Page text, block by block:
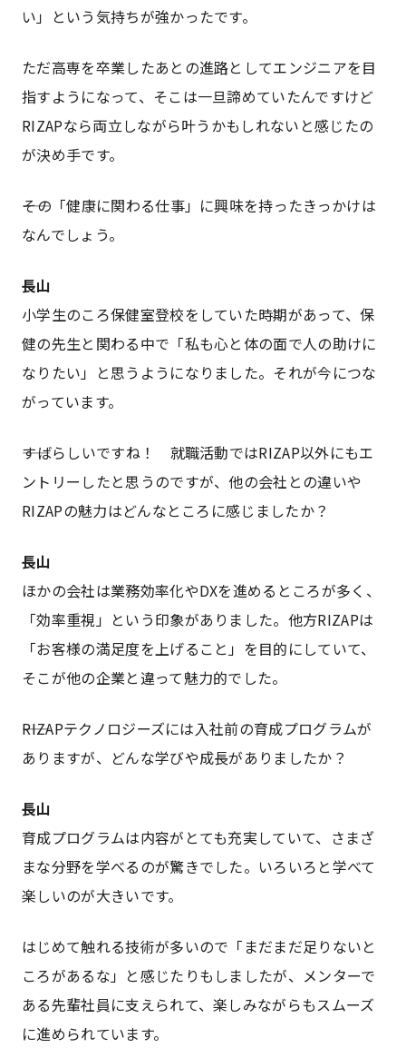
い」という気持ちが強かったです。
ただ高専を卒業したあとの進路としてエンジニアを目
指すようになって、そこは一旦諦めていたんですけど
RIZAPなら両立しながら叶うかもしれないと感じたの
が決め手です。
――その「健康に関わる仕事」に興味を持ったきっかけは
なんでしょう。
長山
小学生のころ保健室登校をしていた時期があって、保
健の先生と関わる中で「私も心と体の面で人の助けに
なりたい」と思うようになりました。それが今につな
がっています。
――すばらしいですね！ 就職活動ではRIZAP以外にもエ
ントリーしたと思うのですが、他の会社との違いや
RIZAPの魅力はどんなところに感じましたか？
長山
ほかの会社は業務効率化やDXを進めるところが多く、
「効率重視」という印象がありました。他方RIZAPは
「お客様の満足度を上げること」を目的にしていて、
そこが他の企業と違って魅力的でした。
――RIZAPテクノロジーズには入社前の育成プログラムが
ありますが、どんな学びや成長がありましたか？
長山
育成プログラムは内容がとても充実していて、さまざ
まな分野を学べるのが驚きでした。いろいろと学べて
楽しいのが大きいです。
はじめて触れる技術が多いので「まだまだ足りないと
ころがあるな」と感じたりもしましたが、メンターで
ある先輩社員に支えられて、楽しみながらもスムーズ
に進められています。